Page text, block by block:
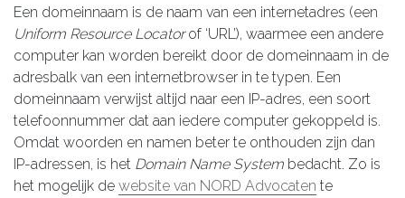
Een domeinnaam is de naam van een internetadres (een
Uniform Resource Locatorof ‘URL’), waarmee een andere
computer kan worden bereikt door de domeinnaam in de
adresbalk van een internetbrowser in te typen. Een
domeinnaam verwijst altijd naar een IP-adres, een soort
telefoonnummer dat aan iedere computer gekoppeld is.
Omdat woorden en namen beter te onthouden zijn dan
IP-adressen, is het Domain Name System bedacht. Zo is
het mogelijk de website van NORD Advocaten te